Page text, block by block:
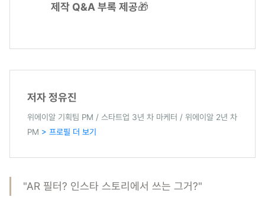
제작 Q&A 부록 제공🎁
저자 정유진
위에이알 기획팀 PM / 스타트업 3년 차 마케터 / 위에이알 2년 차
PM > 프로필 더 보기
"AR 필터? 인스타 스토리에서 쓰는 그거?"